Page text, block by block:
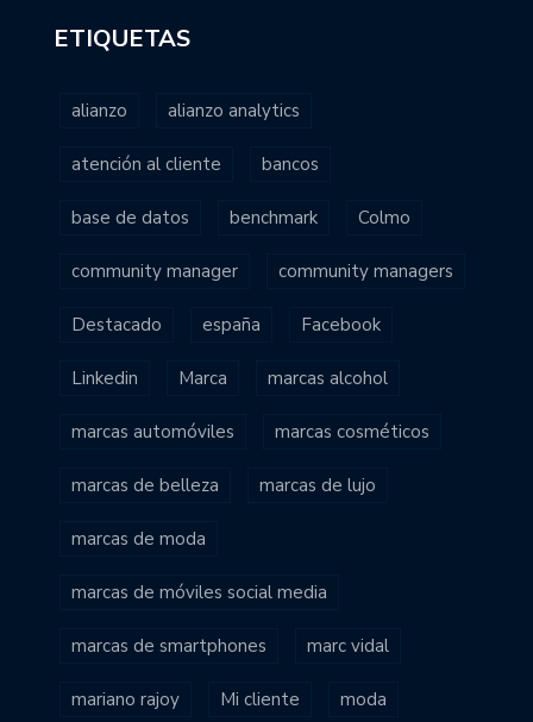
ETIQUETAS
alianzo alianzo analytics
atención al cliente bancos
base de datos benchmark Colmo
community manager community managers
Destacado españa Facebook
Linkedin Marca marcas alcohol
marcas automóviles marcas cosméticos
marcas de belleza marcas de lujo
marcas de moda
marcas de móviles social media
marcas de smartphones marc vidal
mariano rajoy Mi cliente moda